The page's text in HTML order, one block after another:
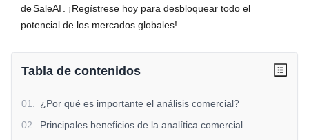
deSaleAI . ¡Regístrese hoy para desbloquear todo el
potencial de los mercados globales!
Tabla de contenidos
01
¿Por qué es importante el análisis comercial?
02
Principales beneficios de la analítica comercial